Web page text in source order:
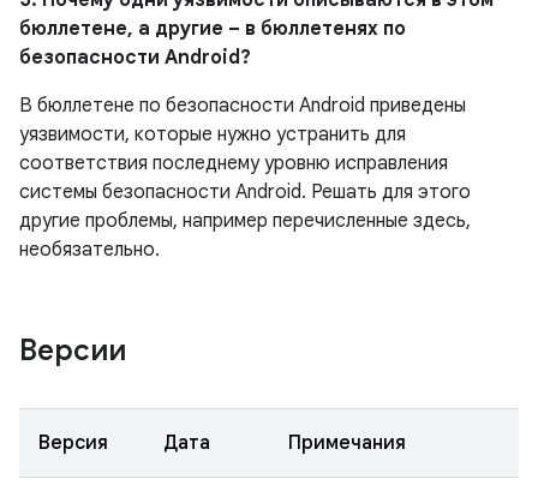
бюллетене, а другие – в бюллетенях по
безопасности Android?
В бюллетене по безопасности Android приведены
уязвимости, которые нужно устранить для
соответствия последнему уровню исправления
системы безопасности Android. Решать для этого
другие проблемы, например перечисленные здесь,
необязательно.
Версии
Версия Дата Примечания